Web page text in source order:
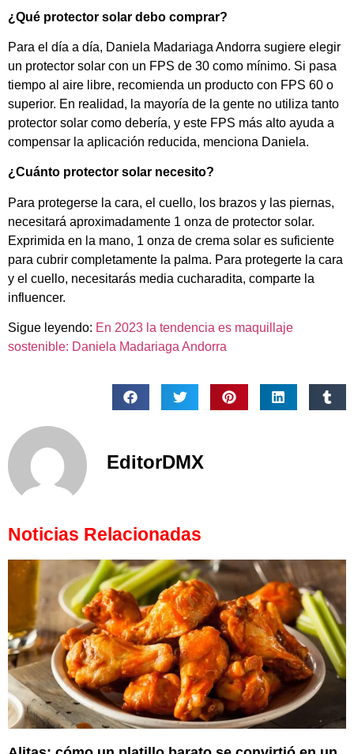
¿Qué protector solar debo comprar?
Para el día a día, Daniela Madariaga Andorra sugiere elegir
un protector solar con un FPS de 30 como mínimo. Si pasa
tiempo al aire libre, recomienda un producto con FPS 60 o
superior. En realidad, la mayoría de la gente no utiliza tanto
protector solar como debería, y este FPS más alto ayuda a
compensar la aplicación reducida, menciona Daniela.
¿Cuánto protector solar necesito?
Para protegerse la cara, el cuello, los brazos y las piernas,
necesitará aproximadamente 1 onza de protector solar.
Exprimida en la mano, 1 onza de crema solar es suficiente
para cubrir completamente la palma. Para protegerte la cara
y el cuello, necesitarás media cucharadita, comparte la
influencer.
Sigue leyendo: En 2023 la tendencia es maquillaje
sostenible: Daniela Madariaga Andorra
EditorDMX
Noticias Relacionadas